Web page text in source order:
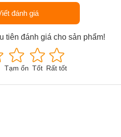
đánh giá
tiên đánh giá cho sản phẩm!
Tạm ổn Tốt Rất tốt